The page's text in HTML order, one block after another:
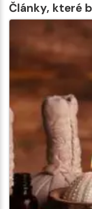
Články, které